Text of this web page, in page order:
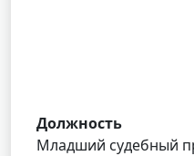
Должность
Младший судебный